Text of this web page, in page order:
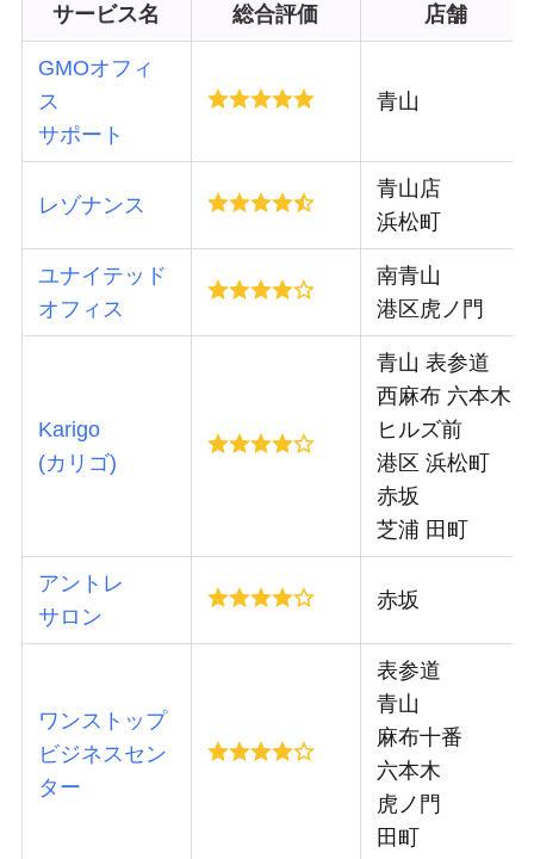
サービス名 総合評価 店舗
GMOオフィ
ス
サポート
青山
レゾナンス
青山店
浜松町
ユナイテッド
オフィス
南青山
港区虎ノ門
Karigo
(カリゴ)
青山 表参道
西麻布 六本木
ヒルズ前
港区 浜松町
赤坂
芝浦 田町
アントレ
サロン
赤坂
ワンストップ
ビジネスセン
ター
表参道
青山
麻布十番
六本木
虎ノ門
田町